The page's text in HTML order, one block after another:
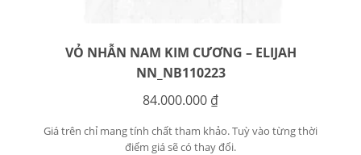
VỎ NHẪN NAM KIM CƯƠNG – ELIJAH
NN_NB110223
84.000.000 ₫
Giá trên chỉ mang tính chất tham khảo. Tuỳ vào từng thời
điểm giá sẽ có thay đổi.